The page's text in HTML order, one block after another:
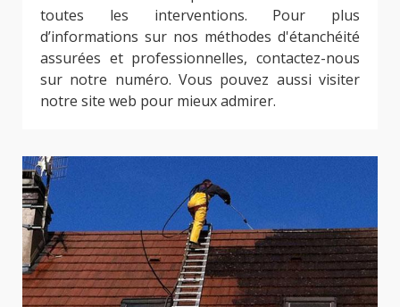
toutes les interventions. Pour plus
d’informations sur nos méthodes d'étanchéité
assurées et professionnelles, contactez-nous
sur notre numéro. Vous pouvez aussi visiter
notre site web pour mieux admirer.